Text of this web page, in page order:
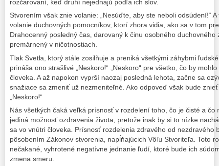
rozčarovaní, keď druhí nejednajú podľa ich slov.
Stvorením však znie volanie: „Nesúďte, aby ste neboli odsúdení!“
volanie duchovných pomocníkov, ktorí zhora vidia, ako sa v tom
Drahocenný posledný čas, darovaný k činu osobného duchovného
premárnený v ničotnostiach.
Tlak Svetla, ktorý stále zosilňuje a preniká všetkými záhybmi
prináša ono strašlivé „Neskoro!“ „Neskoro“ pre všetko, čo by
človeka. A až napokon vyprší naozaj posledná lehota, začne sa
snažiace sa zmeniť už nezmeniteľné. Ako odpoveď však bude
„Neskoro!“
Nás všetkých čaká veľká prísnosť v rozdelení toho, čo je čisté a čo
jediná možnosť ozdravenia života, pretože inak by si to nízke
sa vo vnútri človeka. Prísnosť rozdelenia zdravého od nezdravého
pôsobením Zákonov stvorenia, napĺňajúcich Vôľu Stvoriteľa. Toto
nečakané, vyhrotené negatívne jednanie ľudí, ktoré bude ich
zmena smeru.